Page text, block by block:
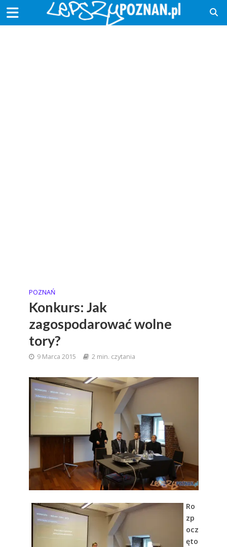
POZNAŃ
Konkurs: Jak
zagospodarować wolne
tory?
9 Marca 2015 2 min. czytania
Ro
zp
ocz
ęto